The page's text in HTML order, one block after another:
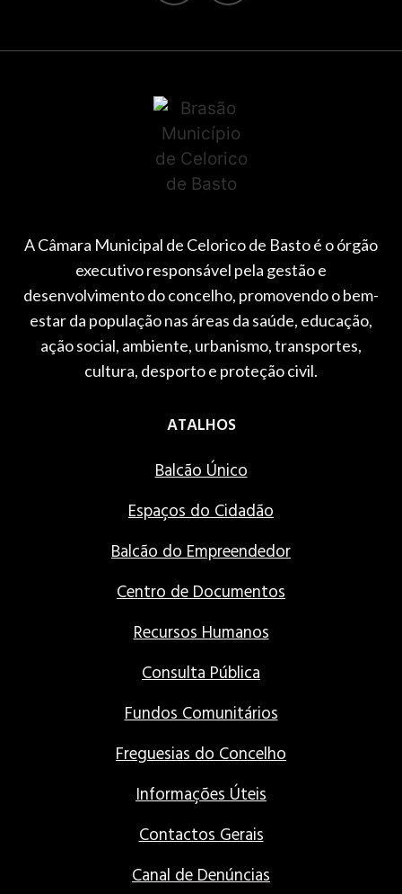
A Câmara Municipal de Celorico de Basto é o órgão
executivo responsável pela gestão e
desenvolvimento do concelho, promovendo o bem-
estar da população nas áreas da saúde, educação,
ação social, ambiente, urbanismo, transportes,
cultura, desporto e proteção civil.
ATALHOS
Balcão Único
Espaços do Cidadão
Balcão do Empreendedor
Centro de Documentos
Recursos Humanos
Consulta Pública
Fundos Comunitários
Freguesias do Concelho
Informações Úteis
Contactos Gerais
Canal de Denúncias